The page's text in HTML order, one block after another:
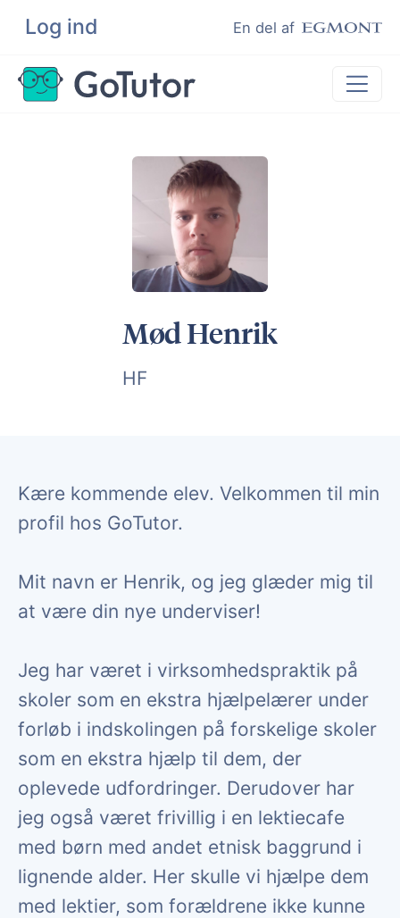
Log ind En del af
Søg
Lektiehjælp
Hjælp til ordblinde
Kundeudtalelser
Undervisere
Mød Henrik
HF
Kære kommende elev. Velkommen til min
profil hos GoTutor.
Mit navn er Henrik, og jeg glæder mig til
at være din nye underviser!
Jeg har været i virksomhedspraktik på
skoler som en ekstra hjælpelærer under
forløb i indskolingen på forskelige skoler
som en ekstra hjælp til dem, der
oplevede udfordringer. Derudover har
jeg også været frivillig i en lektiecafe
med børn med andet etnisk baggrund i
lignende alder. Her skulle vi hjælpe dem
med lektier, som forældrene ikke kunne